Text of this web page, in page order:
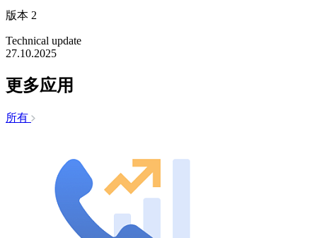
版本 2
Technical update
27.10.2025
更多应用
所有